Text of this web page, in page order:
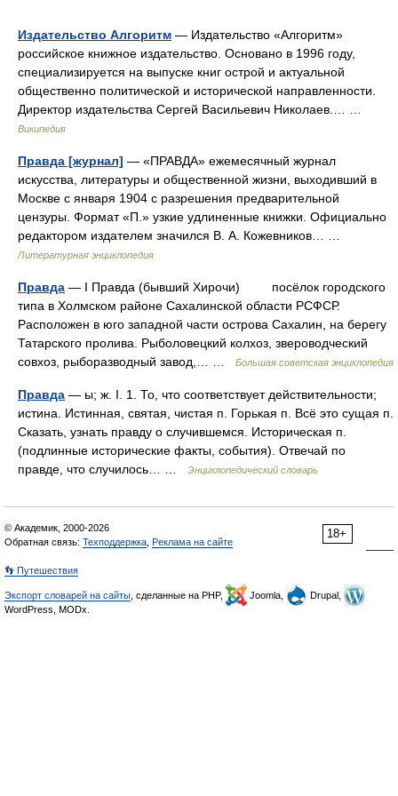
Издательство Алгоритм — Издательство «Алгоритм»
российское книжное издательство. Основано в 1996 году,
специализируется на выпуске книг острой и актуальной
общественно политической и исторической направленности.
Директор издательства Сергей Васильевич Николаев.… …
Википедия
Правда [журнал] — «ПРАВДА» ежемесячный журнал
искусства, литературы и общественной жизни, выходивший в
Москве с января 1904 с разрешения предварительной
цензуры. Формат «П.» узкие удлиненные книжки. Официально
редактором издателем значился В. А. Кожевников… …
Литературная энциклопедия
Правда — I Правда (бывший Хирочи) посёлок городского
типа в Холмском районе Сахалинской области РСФСР.
Расположен в юго западной части острова Сахалин, на берегу
Татарского пролива. Рыболовецкий колхоз, звероводческий
совхоз, рыборазводный завод,… …
Большая советская энциклопедия
Правда — ы; ж. I. 1. То, что соответствует действительности;
истина. Истинная, святая, чистая п. Горькая п. Всё это сущая п.
Сказать, узнать правду о случившемся. Историческая п.
(подлинные исторические факты, события). Отвечай по
правде, что случилось… …
Энциклопедический словарь
18+
© Академик, 2000-2026
Обратная связь: Техподдержка Реклама на сайте
👣 Путешествия
Экспорт словарей на сайты , сделанные на PHP, Joomla,
Drupal,
WordPress, MODx.